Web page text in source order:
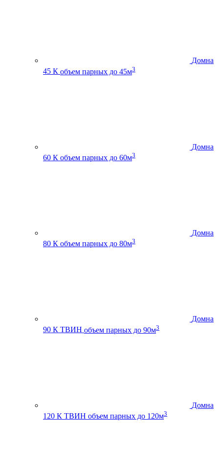
Домна
45 К объем парных до 45м3
Домна
60 К объем парных до 60м3
Домна
80 К объем парных до 80м3
Домна
90 К ТВИН объем парных до 90м3
Домна
120 К ТВИН объем парных до 120м3